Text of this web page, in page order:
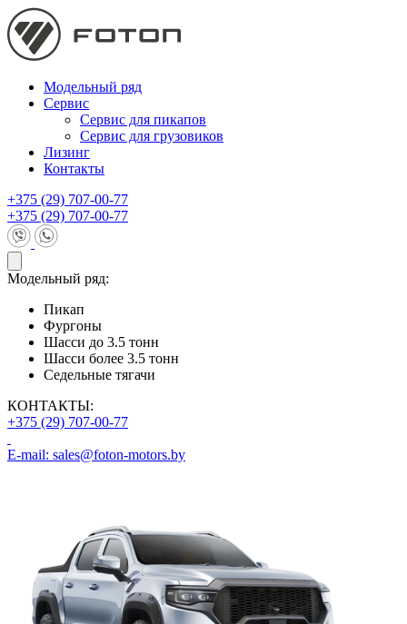
Модельный ряд
Сервис
Сервис для пикапов
Сервис для грузовиков
Лизинг
Контакты
+375 (29) 707-00-77
+375 (29) 707-00-77
Модельный ряд:
Пикап
Фургоны
Шасси до 3.5 тонн
Шасси более 3.5 тонн
Седельные тягачи
КОНТАКТЫ:
+375 (29) 707-00-77
E-mail: sales@foton-motors.by